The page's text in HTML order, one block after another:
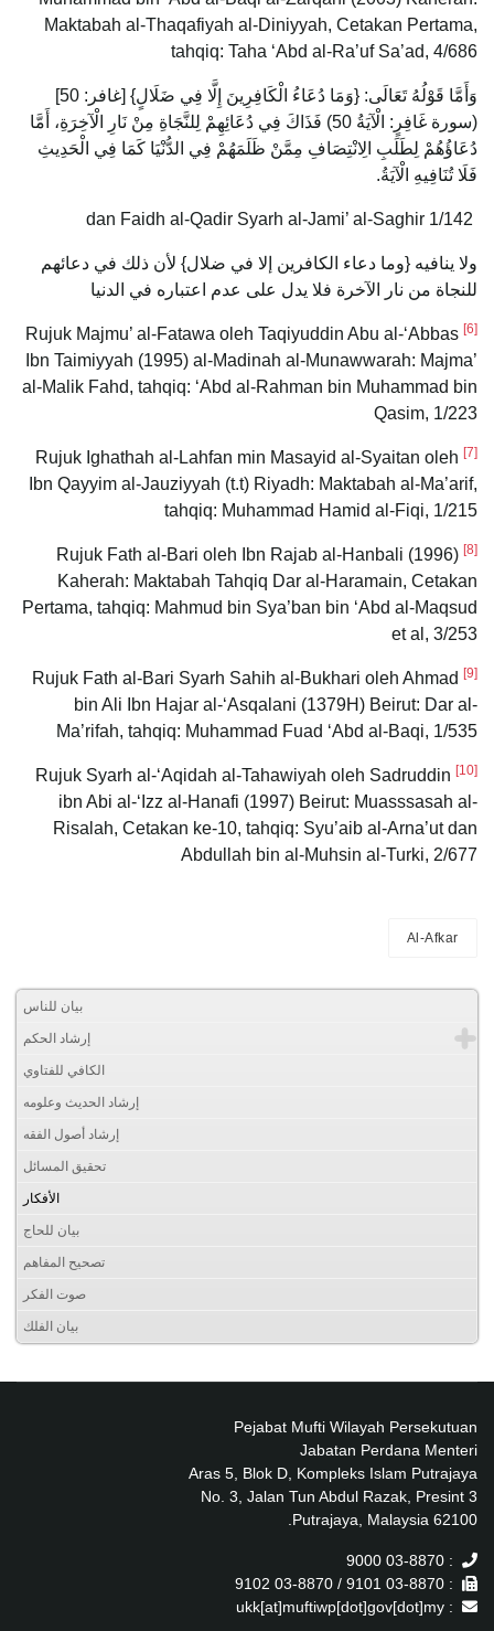
Maktabah al-Thaqafiyah al-Diniyyah, Cetakan Pertama,
tahqiq: Taha ‘Abd al-Ra’uf Sa’ad, 4/686
وَأَمَّا قَوْلُهُ تَعَالَى: {وَمَا دُعَاءُ الْكَافِرِينَ إِلَّا فِي ضَلَالٍ} [غافر: 50]
(سورة غَافِرٍ: الْآيَةُ 50) فَذَاكَ فِي دُعَائِهِمْ لِلنَّجَاةِ مِنْ نَارِ الْآخِرَةِ، أَمَّا
دُعَاؤُهُمْ لِطَلَبِ الِانْتِصَافِ مِمَّنْ ظَلَمَهُمْ فِي الدُّنْيَا كَمَا فِي الْحَدِيثِ
فَلَا تُنَافِيهِ الْآيَةُ.
ولا ينافيه {وما دعاء الكافرين إلا في ضلال} لأن ذلك في دعائهم
للنجاة من نار الآخرة فلا يدل على عدم اعتباره في الدنيا
[6]
Rujuk Majmu’ al-Fatawa oleh Taqiyuddin Abu al-‘Abbas
Ibn Taimiyyah (1995) al-Madinah al-Munawwarah: Majma’
al-Malik Fahd, tahqiq: ‘Abd al-Rahman bin Muhammad bin
Qasim, 1/223
[7]
Rujuk Ighathah al-Lahfan min Masayid al-Syaitan oleh
Ibn Qayyim al-Jauziyyah (t.t) Riyadh: Maktabah al-Ma’arif,
tahqiq: Muhammad Hamid al-Fiqi, 1/215
[8]
Rujuk Fath al-Bari oleh Ibn Rajab al-Hanbali (1996)
Kaherah: Maktabah Tahqiq Dar al-Haramain, Cetakan
Pertama, tahqiq: Mahmud bin Sya’ban bin ‘Abd al-Maqsud
et al, 3/253
[9]
Rujuk Fath al-Bari Syarh Sahih al-Bukhari oleh Ahmad
bin Ali Ibn Hajar al-‘Asqalani (1379H) Beirut: Dar al-
Ma’rifah, tahqiq: Muhammad Fuad ‘Abd al-Baqi, 1/535
[10]
Rujuk Syarh al-‘Aqidah al-Tahawiyah oleh Sadruddin
ibn Abi al-‘Izz al-Hanafi (1997) Beirut: Muasssasah al-
Risalah, Cetakan ke-10, tahqiq: Syu’aib al-Arna’ut dan
Abdullah bin al-Muhsin al-Turki, 2/677
Al-Afkar
بيان للناس
إرشاد الحكم
الكافي للفتاوي
إرشاد الحديث وعلومه
إرشاد أصول الفقه
تحقيق المسائل
الأفكار
بيان للحاج
تصحيح المفاهم
صوت الفكر
بيان الفلك
Pejabat Mufti Wilayah Persekutuan
Jabatan Perdana Menteri
Aras 5, Blok D, Kompleks Islam Putrajaya
No. 3, Jalan Tun Abdul Razak, Presint 3
62100 Putrajaya, Malaysia.
: 03-8870 9000
: 03-8870 9101 / 03-8870 9102
: ukk[at]muftiwp[dot]gov[dot]my